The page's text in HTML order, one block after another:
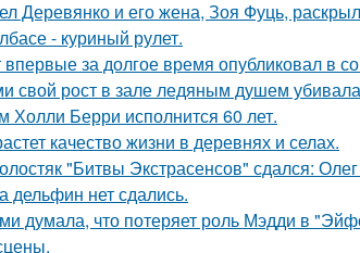
Деревянко и его жена, Зоя Фуць,
- куриный рулет.
впервые за долгое время опубликовал в
свой рост в зале ледяным душем
Холли Берри исполнится 60 лет.
качество жизни в деревнях и селах.
"Битвы Экстрасенсов" сдался:
дельфин нет сдались.
думала, что потеряет роль Мэдди в